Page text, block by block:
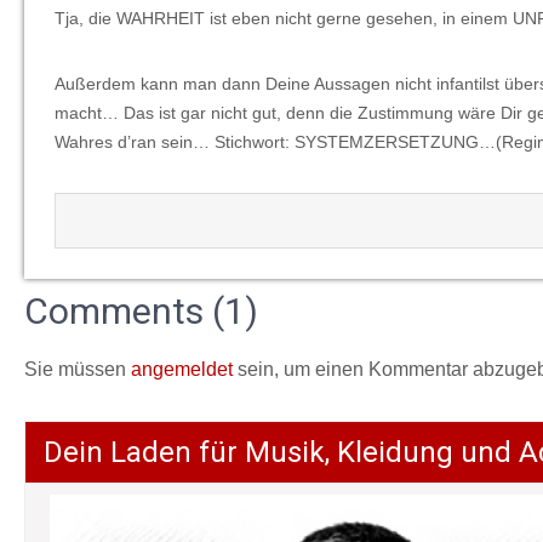
Tja, die WAHRHEIT ist eben nicht gerne gesehen, in einem
Außerdem kann man dann Deine Aussagen nicht infantilst
macht… Das ist gar nicht gut, denn die Zustimmung wäre Dir
Wahres d’ran sein… Stichwort:
Comments (1)
Sie müssen angemeldetsein, um einen Kommentar
Dein Laden für Musik, Kleidung und